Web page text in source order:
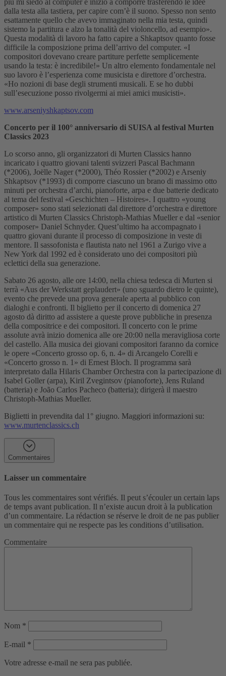
dalla testa alla tastiera, per capire com’è il suono. Spesso non sento
esattamente quello che avevo immaginato nella mia testa, quindi
sistemo la partitura e alzo la tonalità del violoncello, ad esempio».
Questa modalità di lavoro ha fatto capire a Shkaptsov quanto fosse
difficile la composizione prima dell’arrivo del computer. «I
compositori dovevano creare partiture perfette semplicemente
usando la testa: è incredibile!» Un altro elemento fondamentale nel
suo lavoro è l’esperienza come musicista e direttore d’orchestra.
«Ho nozioni di base degli strumenti musicali. E se ho dubbi
sull’esecuzione posso rivolgermi ai miei amici musicisti».
www.arseniyshkaptsov.com
Concerto per il 100° anniversario di SUISA al festival Murten
Classics 2023
Lo scorso anno, gli organizzatori di Murten Classics hanno
incaricato i quattro giovani talenti svizzeri Pascal Bachmann
(*2006), Joëlle Nager (*2000), Théo Rossier (*2002) e Arseniy
Shkaptsov (*1993) di comporre ciascuno un brano di massimo otto
minuti per orchestra d’archi, pianoforte, arpa e due batterie dedicato
al tema del festival «Geschichten – Histoires». I quattro «young
composer» sono stati selezionati dal direttore d’orchestra e direttore
artistico di Murten Classics Christoph-Mathias Mueller e dal «senior
composer» Daniel Schnyder. Quest’ultimo ha accompagnato i
quattro giovani durante il processo di composizione in veste di
mentore. Il sassofonista e flautista nato nel 1961 a Zurigo vive a
New York dal 1992 ed è considerato uno dei compositori più
eclettici della sua generazione.
Sabato 26 agosto, alle ore 14:00, nella chiesa tedesca di Murten si
terrà «Aus der Werkstatt geplaudert» (uno sguardo dietro le quinte),
evento che prevede una prova generale aperta al pubblico con
dialoghi e confronti. Il biglietto per il concerto di domenica 27
agosto dà diritto ad assistere a queste prove pubbliche in presenza
della compositrice e dei compositori. Il concerto con le prime
assolute avrà inizio domenica alle ore 20:00 nella meravigliosa corte
del castello. Alla musica dei giovani compositori faranno da cornice
le opere «Concerto grosso op. 6, n. 4» di Arcangelo Corelli e
«Concerto grosso n. 1» di Ernest Bloch. Il programma sarà
interpretato dalla Hilaris Chamber Orchestra con la partecipazione di
Isabel Goller (arpa), Kiril Zvegintsov (pianoforte), Jens Ruland
(batteria) e João Carlos Pacheco (batteria); dirigerà il maestro
Christoph-Mathias Mueller.
Biglietti in prevendita dal 1° giugno. Maggiori informazioni su:
www.murtenclassics.ch
Commentaires
Laisser un commentaire
Tous les commentaires sont vérifiés. Il peut s’écouler un certain laps
de temps avant publication. Il n’existe aucun droit à la publication
d’un commentaire. La rédaction se réserve le droit de ne pas publier
un commentaire qui ne respecte pas les conditions d’utilisation.
Commentaire
Nom *
E-mail *
Votre adresse e-mail ne sera pas publiée.